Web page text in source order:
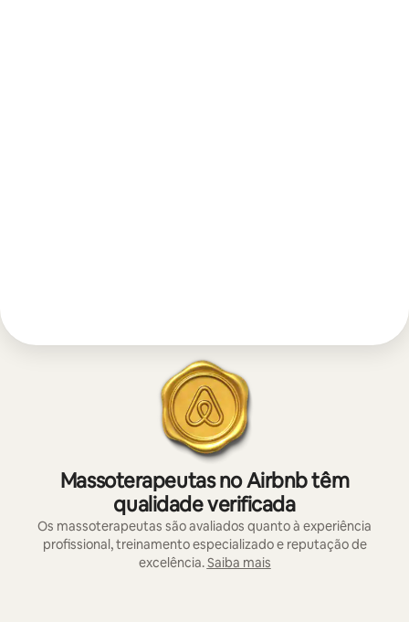
Massoterapeutas no Airbnb têm
qualidade verificada
Os massoterapeutas são avaliados quanto à experiência
profissional, treinamento especializado e reputação de
excelência.Saiba mais